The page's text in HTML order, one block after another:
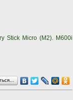
Stick Micro (M2). M600i